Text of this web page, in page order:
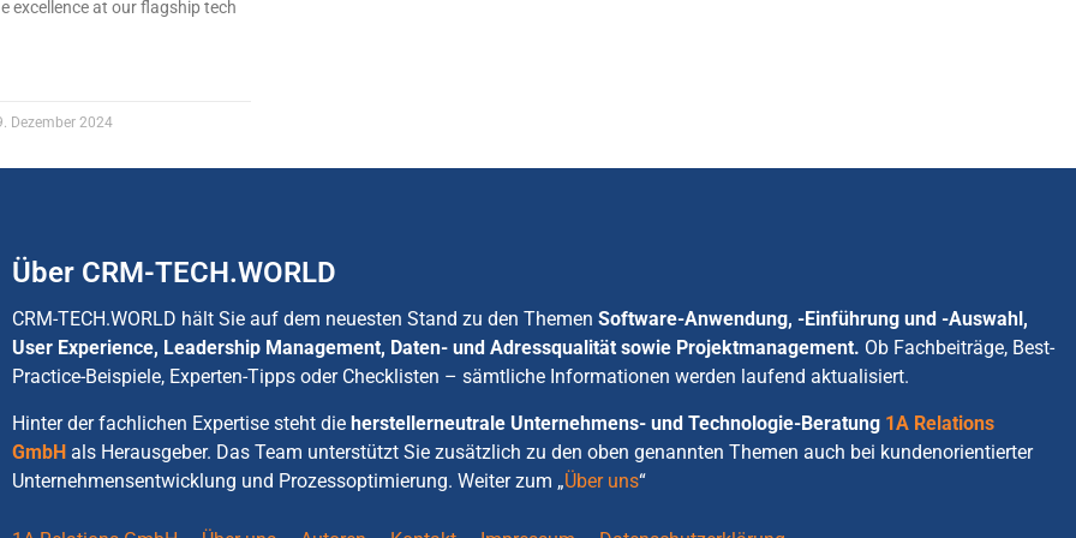
excellence at our flagship tech
Dezember 2024
Über CRM-TECH.WORLD
CRM-TECH.WORLD hält Sie auf dem neuesten Stand zu den Themen Software-Anwendung, -Einführung und -Auswahl,
User Experience, Leadership Management, Daten- und Adressqualität sowie Projektmanagement. Ob Fachbeiträge, Best-
Practice-Beispiele, Experten-Tipps oder Checklisten – sämtliche Informationen werden laufend aktualisiert.
Hinter der fachlichen Expertise steht die herstellerneutrale Unternehmens- und Technologie-Beratung 1A Relations
GmbHals Herausgeber. Das Team unterstützt Sie zusätzlich zu den oben genannten Themen auch bei kundenorientierter
Unternehmensentwicklung und Prozessoptimierung. Weiter zum „Über uns“